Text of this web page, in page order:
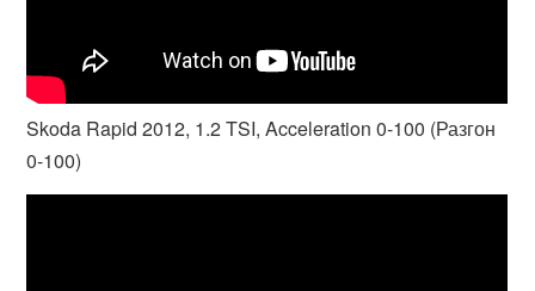
Skoda Rapid 2012, 1.2 TSI, Acceleration 0-100 (Разгон
0-100)